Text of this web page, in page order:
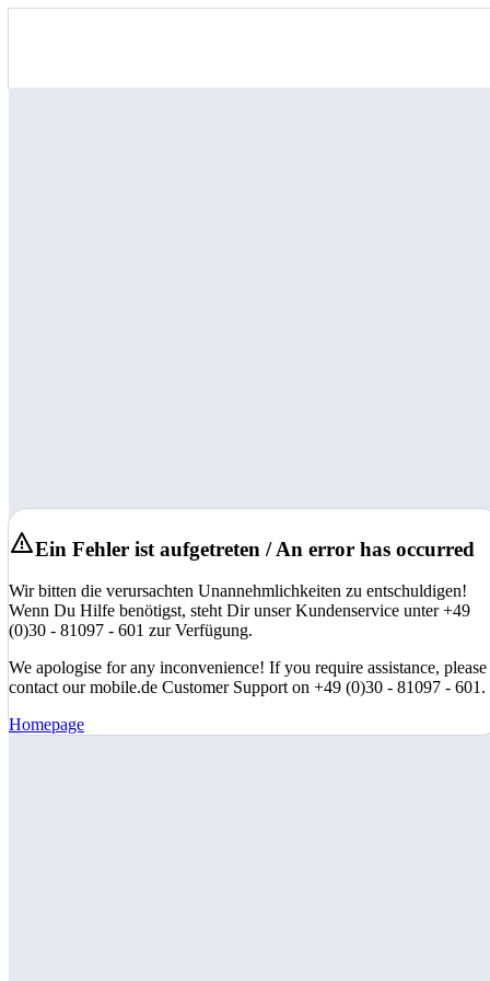
Ein Fehler ist aufgetreten / An error has occurred
Wir bitten die verursachten Unannehmlichkeiten zu entschuldigen!
Wenn Du Hilfe benötigst, steht Dir unser Kundenservice unter +49
(0)30 - 81097 - 601 zur Verfügung.
We apologise for any inconvenience! If you require assistance, please
contact our mobile.de Customer Support on +49 (0)30 - 81097 - 601.
Homepage